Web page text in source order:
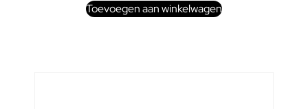
Toevoegen aan winkelwagen